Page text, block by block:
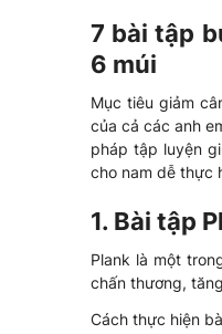
7 bài tập
6 múi
Mục tiêu giảm
của cả các anh
pháp tập luyện
cho nam dễ thực
1. Bài tập
Plank là một
chấn thương,
Cách thực hiện